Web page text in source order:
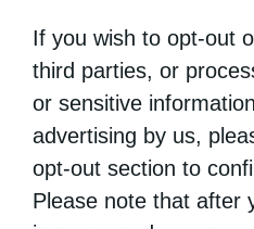
If you wish to opt-out
third parties, or
or sensitive
advertising by us,
opt-out section to
Please note that after